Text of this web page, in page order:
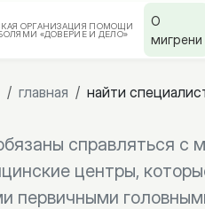
ОРГАНИЗАЦИЯ ПОМОЩИ
«ДОВЕРИЕ И ДЕЛО»
О
мигрени
/ главная / найти
справляться с
центры,
первичными